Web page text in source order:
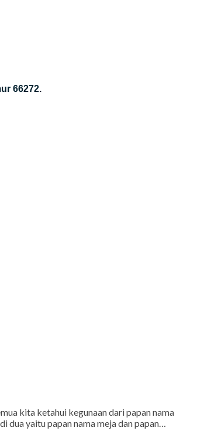
66272.
kita ketahui kegunaan dari papan nama
dua yaitu papan nama meja dan papan…